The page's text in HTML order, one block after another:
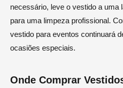
necessário, leve o vestido a uma
para uma limpeza profissional.
vestido para eventos continuará
ocasiões especiais.
Onde Comprar